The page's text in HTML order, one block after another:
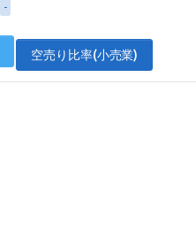
-
空売り比率(小売業)